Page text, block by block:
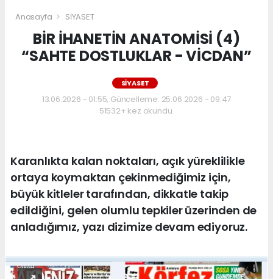
Anasayfa SİYASET
BİR İHANETİN ANATOMİSİ (4)
“SAHTE DOSTLUKLAR - VİCDAN”
SİYASET
13.06.2026 - 01:55, Güncelleme: 25.06.2026 - 09:47
51532+ kez okundu.
Karanlıkta kalan noktaları, açık yüreklilikle
ortaya koymaktan çekinmediğimiz için,
büyük kitleler tarafından, dikkatle takip
edildiğini, gelen olumlu tepkiler üzerinden de
anladığımız, yazı dizimize devam ediyoruz.